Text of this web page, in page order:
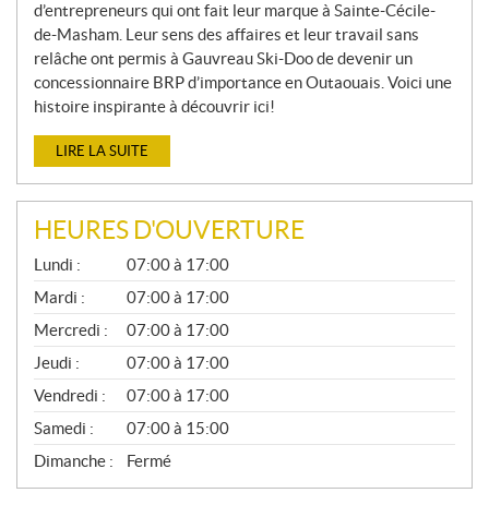
d’entrepreneurs qui ont fait leur marque à Sainte-Cécile-
de-Masham. Leur sens des affaires et leur travail sans
relâche ont permis à Gauvreau Ski-Doo de devenir un
concessionnaire BRP d’importance en Outaouais. Voici une
histoire inspirante à découvrir ici!
LIRE LA SUITE
HEURES D'OUVERTURE
G
É
N
É
R
A
L
Lundi :
07:00 à 17:00
Mardi :
07:00 à 17:00
Mercredi :
07:00 à 17:00
Jeudi :
07:00 à 17:00
Vendredi :
07:00 à 17:00
Samedi :
07:00 à 15:00
Dimanche :
Fermé